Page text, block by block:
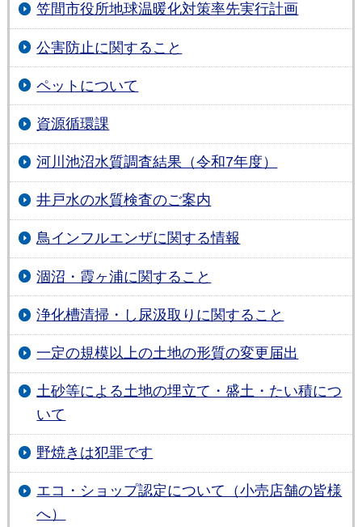
笠間市役所地球温暖化対策率先実行計画
公害防止に関すること
ペットについて
資源循環課
河川池沼水質調査結果（令和7年度）
井戸水の水質検査のご案内
鳥インフルエンザに関する情報
涸沼・霞ヶ浦に関すること
浄化槽清掃・し尿汲取りに関すること
一定の規模以上の土地の形質の変更届出
土砂等による土地の埋立て・盛土・たい積につ
いて
野焼きは犯罪です
エコ・ショップ認定について（小売店舗の皆様
へ）